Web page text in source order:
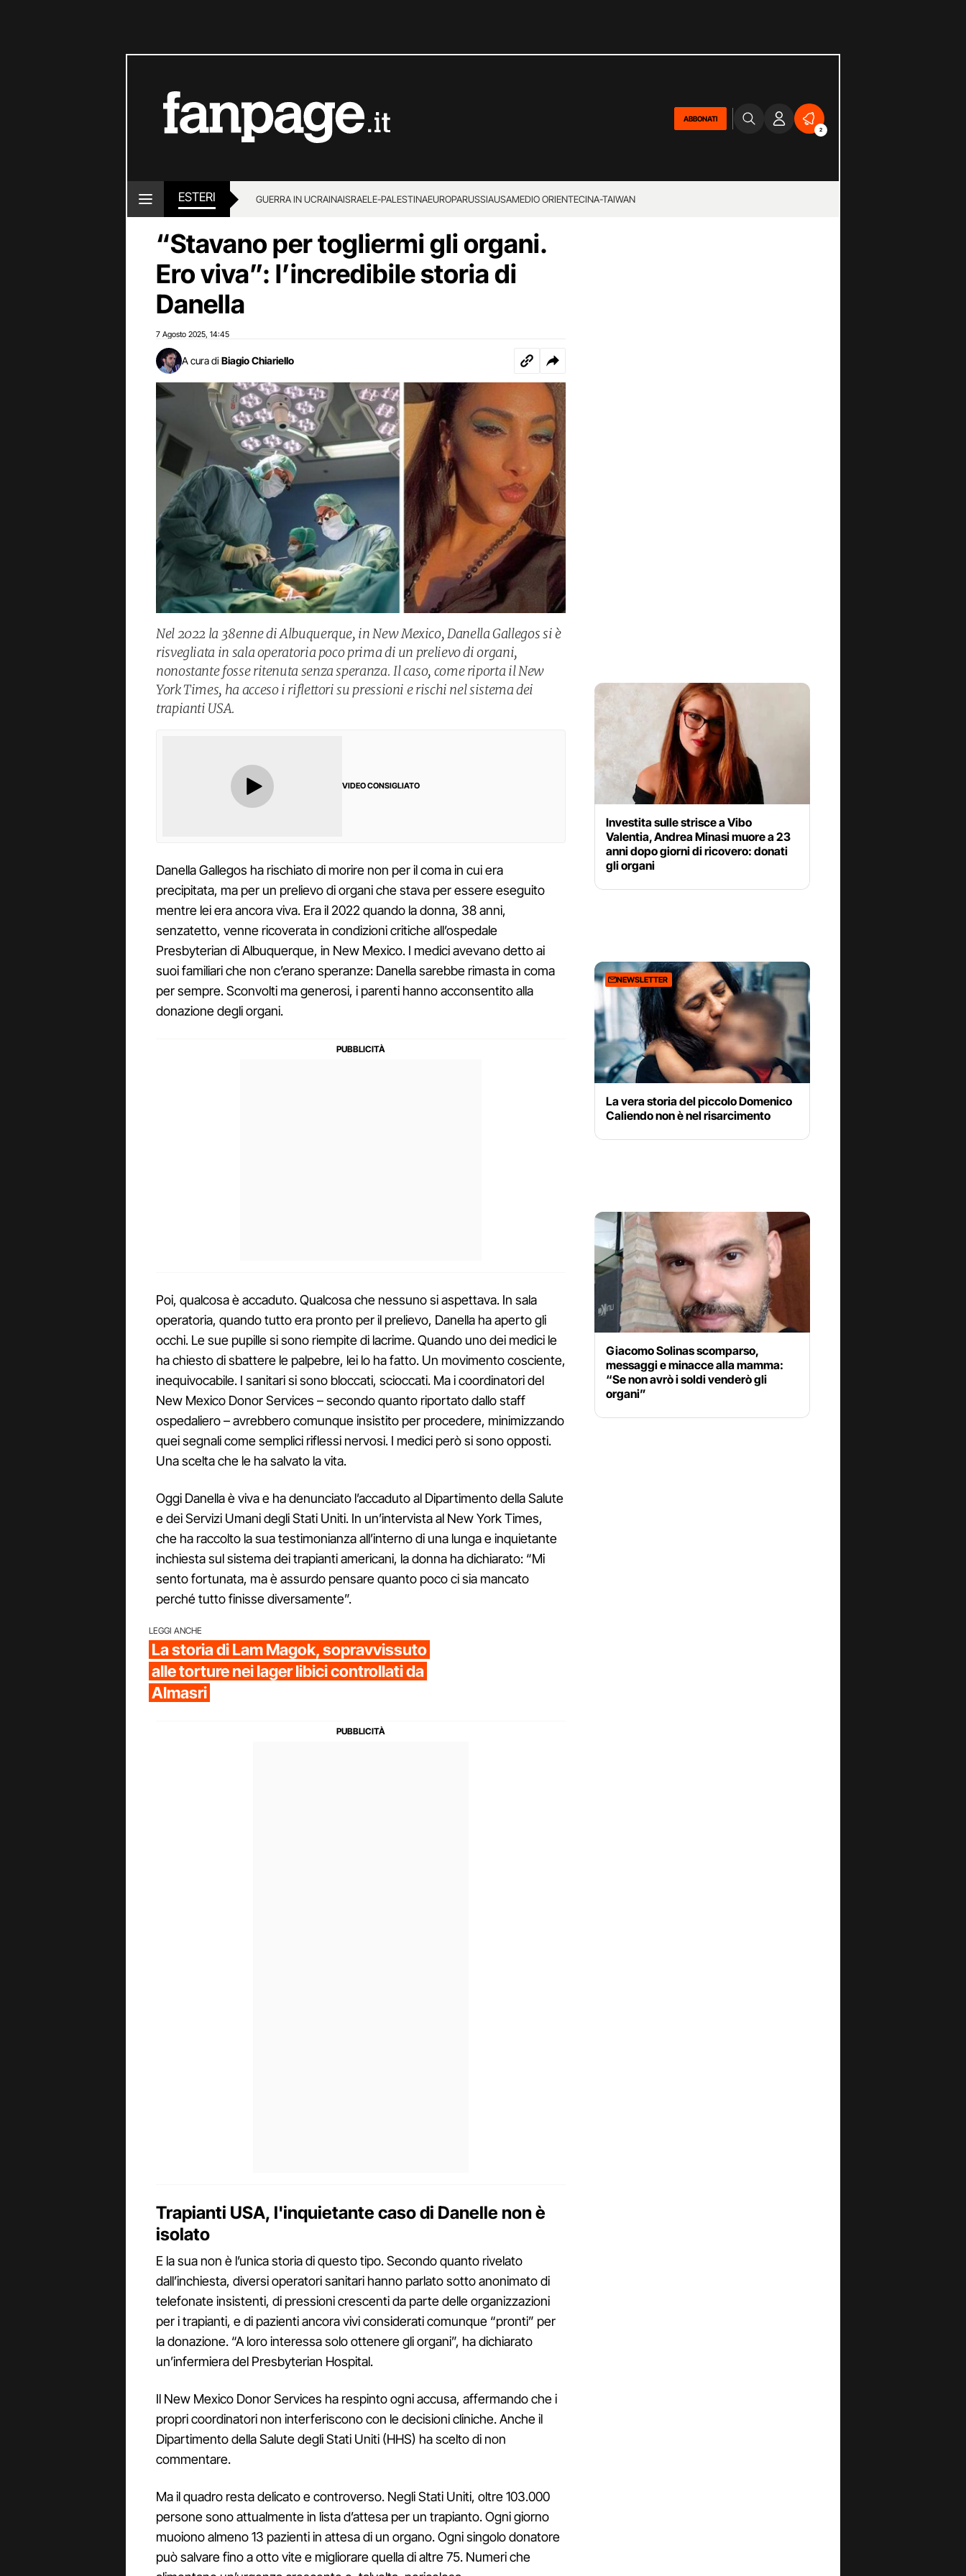
ABBONATI
2
ESTERI GUERRA IN UCRAINAISRAELE-PALESTINAEUROPARUSSIAUSAMEDIO ORIENTECINA-TAIWAN
“Stavano per togliermi gli organi.
Ero viva”: l’incredibile storia di
Danella
7 Agosto 2025 14:45
A cura di Biagio Chiariello
Nel 2022 la 38enne di Albuquerque, in New Mexico, Danella Gallegos si è
risvegliata in sala operatoria poco prima di un prelievo di organi,
nonostante fosse ritenuta senza speranza. Il caso, come riporta il New
York Times, ha acceso i riflettori su pressioni e rischi nel sistema dei
trapianti USA.
VIDEO CONSIGLIATO
Danella Gallegos ha rischiato di morire non per il coma in cui era
precipitata, ma per un prelievo di organi che stava per essere eseguito
mentre lei era ancora viva. Era il 2022 quando la donna, 38 anni,
senzatetto, venne ricoverata in condizioni critiche all’ospedale
Presbyterian di Albuquerque, in New Mexico. I medici avevano detto ai
suoi familiari che non c’erano speranze: Danella sarebbe rimasta in coma
per sempre. Sconvolti ma generosi, i parenti hanno acconsentito alla
donazione degli organi.
Poi, qualcosa è accaduto. Qualcosa che nessuno si aspettava. In sala
operatoria, quando tutto era pronto per il prelievo, Danella ha aperto gli
occhi. Le sue pupille si sono riempite di lacrime. Quando uno dei medici le
ha chiesto di sbattere le palpebre, lei lo ha fatto. Un movimento cosciente,
inequivocabile. I sanitari si sono bloccati, scioccati. Ma i coordinatori del
New Mexico Donor Services – secondo quanto riportato dallo staff
ospedaliero – avrebbero comunque insistito per procedere, minimizzando
quei segnali come semplici riflessi nervosi. I medici però si sono opposti.
Una scelta che le ha salvato la vita.
Oggi Danella è viva e ha denunciato l’accaduto al Dipartimento della Salute
e dei Servizi Umani degli Stati Uniti. In un’intervista al New York Times,
che ha raccolto la sua testimonianza all’interno di una lunga e inquietante
inchiesta sul sistema dei trapianti americani, la donna ha dichiarato: “Mi
sento fortunata, ma è assurdo pensare quanto poco ci sia mancato
perché tutto finisse diversamente”.
LEGGI ANCHE
La storia di Lam Magok, sopravvissuto
alle torture nei lager libici controllati da
Almasri
Trapianti USA, l'inquietante caso di Danelle non è
isolato
E la sua non è l’unica storia di questo tipo. Secondo quanto rivelato
dall’inchiesta, diversi operatori sanitari hanno parlato sotto anonimato di
telefonate insistenti, di pressioni crescenti da parte delle organizzazioni
per i trapianti, e di pazienti ancora vivi considerati comunque “pronti” per
la donazione. “A loro interessa solo ottenere gli organi”, ha dichiarato
un’infermiera del Presbyterian Hospital.
Il New Mexico Donor Services ha respinto ogni accusa, affermando che i
propri coordinatori non interferiscono con le decisioni cliniche. Anche il
Dipartimento della Salute degli Stati Uniti (HHS) ha scelto di non
commentare.
Ma il quadro resta delicato e controverso. Negli Stati Uniti, oltre 103.000
persone sono attualmente in lista d’attesa per un trapianto. Ogni giorno
muoiono almeno 13 pazienti in attesa di un organo. Ogni singolo donatore
può salvare fino a otto vite e migliorare quella di altre 75. Numeri che
Investita sulle strisce a Vibo
Valentia, Andrea Minasi muore a 23
anni dopo giorni di ricovero: donati
gli organi
NEWSLETTER
La vera storia del piccolo Domenico
Caliendo non è nel risarcimento
Giacomo Solinas scomparso,
messaggi e minacce alla mamma:
“Se non avrò i soldi venderò gli
organi”